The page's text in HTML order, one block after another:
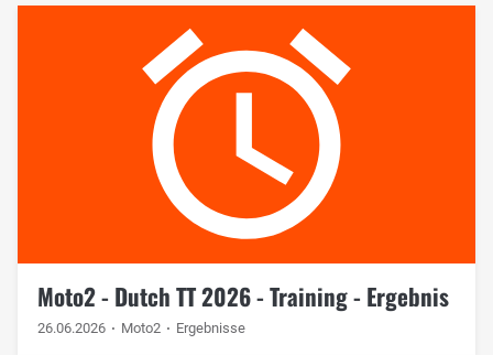
Moto2 - Dutch TT 2026 - Training - Ergebnis
26.06.2026 Moto2 Ergebnisse